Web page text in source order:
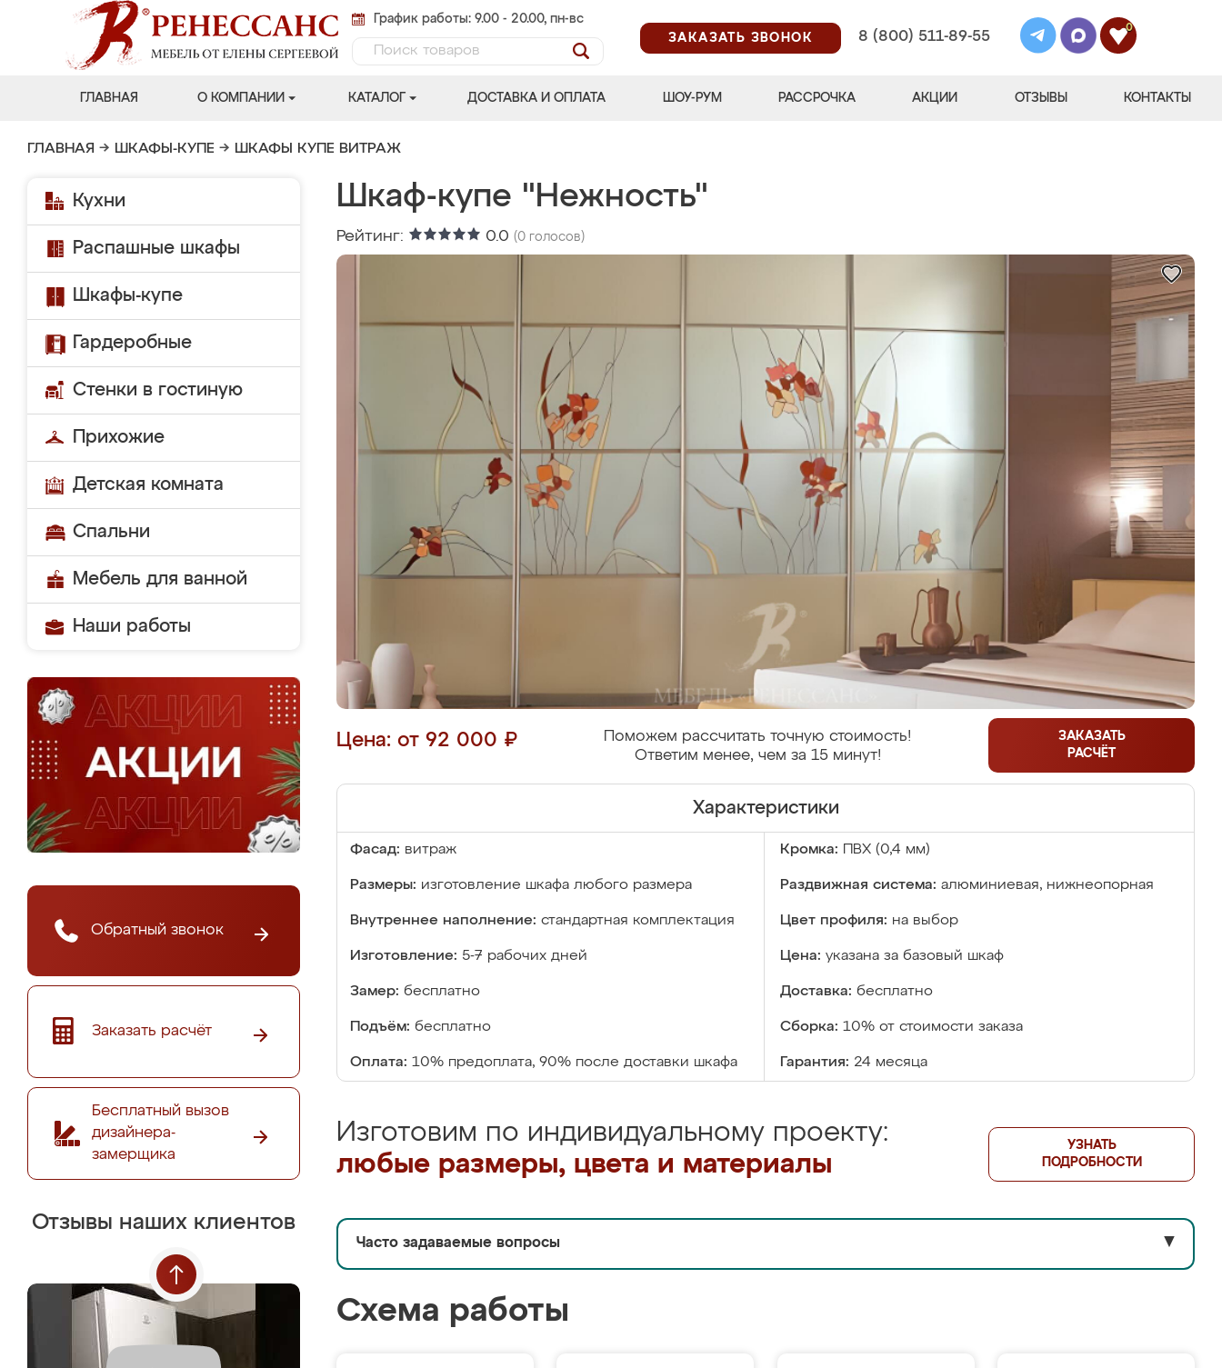
График работы: 9.00 - 20.00, пн-вс
ЗАКАЗАТЬ ЗВОНОК
8 (800) 511-89-55
0
ГЛАВНАЯ О КОМПАНИИ КАТАЛОГ ДОСТАВКА И ОПЛАТА ШОУ-РУМ РАССРОЧКА АКЦИИ ОТЗЫВЫ КОНТАКТЫ
ГЛАВНАЯ → ШКАФЫ-КУПЕ → ШКАФЫ КУПЕ ВИТРАЖ
Кухни
Распашные шкафы
Шкафы-купе
Гардеробные
Стенки в гостиную
Прихожие
Детская комната
Спальни
Мебель для ванной
Наши работы
Обратный звонок
Заказать расчёт
Бесплатный вызов
дизайнера-
замерщика
Отзывы наших клиентов
Шкаф-купе "Нежность"
Рейтинг: 0.0 (0 голосов)
Цена: от 92 000 ₽
Поможем рассчитать точную стоимость!
Ответим менее, чем за 15 минут!
ЗАКАЗАТЬ
РАСЧЁТ
Характеристики
Фасад: витраж Кромка: ПВХ (0,4 мм)
Размеры: изготовление шкафа любого размера Раздвижная система: алюминиевая, нижнеопорная
Внутреннее наполнение: стандартная комплектация Цвет профиля: на выбор
Изготовление: 5-7 рабочих дней Цена: указана за базовый шкаф
Замер: бесплатно Доставка: бесплатно
Подъём: бесплатно Сборка: 10% от стоимости заказа
Оплата: 10% предоплата, 90% после доставки шкафа Гарантия: 24 месяца
Изготовим по индивидуальному проекту:
любые размеры, цвета и материалы
УЗНАТЬ
ПОДРОБНОСТИ
Часто задаваемые вопросы ▼
Схема работы